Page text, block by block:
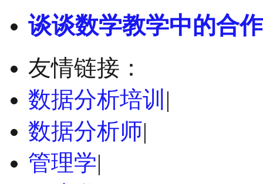
谈谈数学教学中的合
友情链接：
数据分析培训 |
数据分析师|
管理学|